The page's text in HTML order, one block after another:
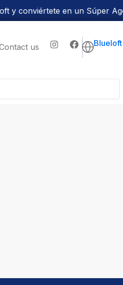
y conviértete en un Súper
us